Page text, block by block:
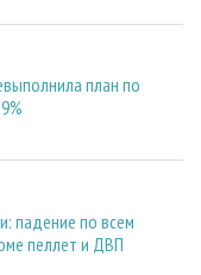
план по
падение по всем
пеллет и ДВП